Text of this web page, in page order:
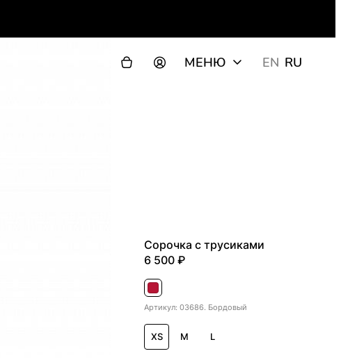
МЕНЮ EN RU
Сорочка с трусиками
6 500
Бордовый
Артикул: 03686. Бордовый
XS M L